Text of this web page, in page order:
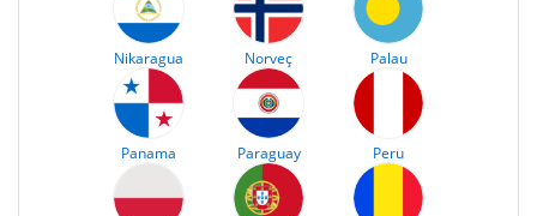
Nikaragua Norveç Palau
Panama Paraguay Peru